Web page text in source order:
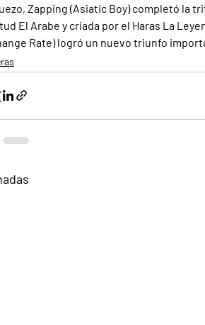
Zapping (Asiatic Boy) completó la
El Arabe y criada por el Haras La
Rate) logró un nuevo triunfo